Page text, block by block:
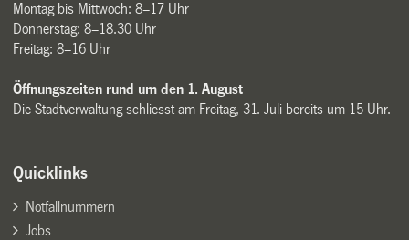
Montag bis Mittwoch: 8–17 Uhr
Donnerstag: 8–18.30 Uhr
Freitag: 8–16 Uhr
Öffnungszeiten rund um den 1. August
Die Stadtverwaltung schliesst am Freitag, 31. Juli bereits um 15 Uhr.
Quicklinks
Notfallnummern
Jobs